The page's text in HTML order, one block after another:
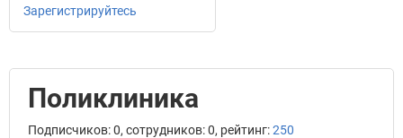
Зарегистрируйтесь
Поликлиника
Подписчиков: 0, сотрудников: 0, рейтинг:250